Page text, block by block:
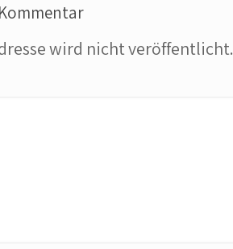
wird nicht veröffentlicht.